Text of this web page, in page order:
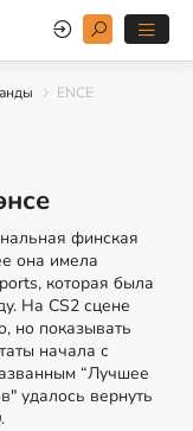
ENCE
финская
она имела
которая была
На CS2 сцене
но показывать
начала с
“Лучшее
удалось вернуть